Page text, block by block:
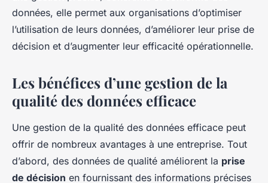
données, elle permet aux organisations d’optimiser
l’utilisation de leurs données, d’améliorer leur prise de
décision et d’augmenter leur efficacité opérationnelle.
Les bénéfices d’une gestion de la
qualité des données efficace
Une gestion de la qualité des données efficace peut
offrir de nombreux avantages à une entreprise. Tout
d’abord, des données de qualité améliorent la prise
de décision en fournissant des informations précises